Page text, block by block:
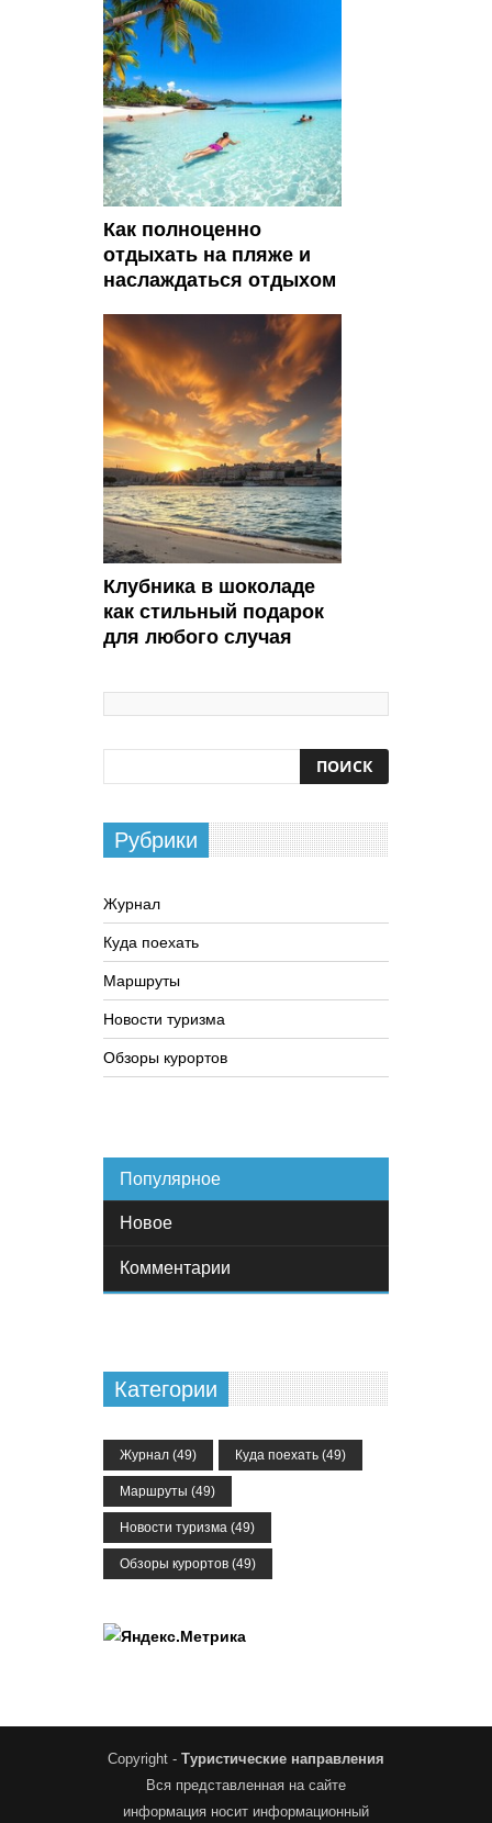
Как полноценно
отдыхать на пляже и
наслаждаться отдыхом
Клубника в шоколаде
как стильный подарок
для любого случая
Рубрики
Журнал
Куда поехать
Маршруты
Новости туризма
Обзоры курортов
Популярное
Новое
Комментарии
Категории
Журнал (49) Куда поехать (49)
Маршруты (49)
Новости туризма (49)
Обзоры курортов (49)
Copyright - Туристические направления
Вся представленная на сайте
информация носит информационный